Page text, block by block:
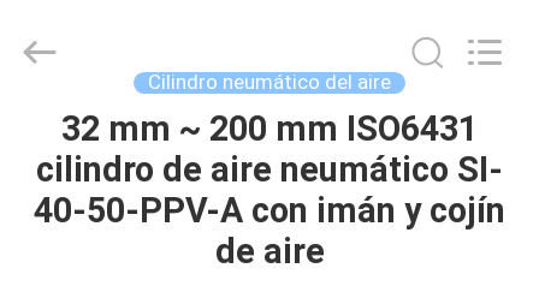
HOGAR
PRODUCTOS
FLUID
AUTOMATIC
Cilindro neumático del aire
32 mm ~ 200 mm ISO6431
cilindro de aire neumático SI-
40-50-PPV-A con imán y cojín
de aire